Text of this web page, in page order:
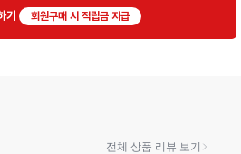
기 회원구매 시 적립금 지급